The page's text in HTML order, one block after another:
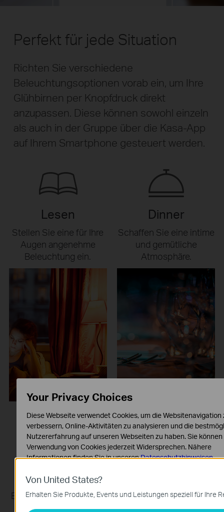
Perfekt für jede Situation
Richten Sie verschiedene
Beleuchtungsoptionen vorab ein, um Ihre
Glühbirnen per Knopfdruck direkt
anzupassen. Diese können sowohl einzeln
als auch in der Gruppe über die Kasa-App
auf Ihrem Smartphone gesteuert werden.
Lesen
Stellen Sie eine für Ihre
Augen angenehme
Beleuchtung ein.
Dinner
Schaffen Sie eine intime
und gemütliche
Atmosphäre.
Party
Beleben Sie Ihre Räume
mit einer
Schlafen alle oder nur
einzelne Lichter
Von United States?
Erhalten Sie Produkte, Events und Leistungen speziell für Ihre
Your Privacy Choices
Diese Webseite verwendet Cookies, um die Websitenavigation
verbessern, Online-Aktivitäten zu analysieren und die
Nutzererfahrung auf unseren Webseiten zu haben. Sie können
Verwendung von Cookies jederzeit Widersprechen. Nähere
Informationen finden Sie in unserenDatenschutzhinweisen.
Notwendige Cookies
Diese Cookies sind zur Funktion der Website erforderlich und
in Ihren Systemen nicht deaktiviert werden.